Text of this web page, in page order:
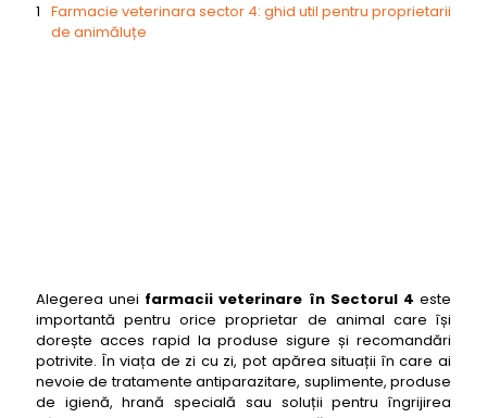
Farmacie veterinara sector 4: ghid util pentru proprietarii
de animăluțe
Alegerea unei farmacii veterinare în Sectorul 4 este
importantă pentru orice proprietar de animal care își
dorește acces rapid la produse sigure și recomandări
potrivite. În viața de zi cu zi, pot apărea situații în care ai
nevoie de tratamente antiparazitare, suplimente, produse
de igienă, hrană specială sau soluții pentru îngrijirea